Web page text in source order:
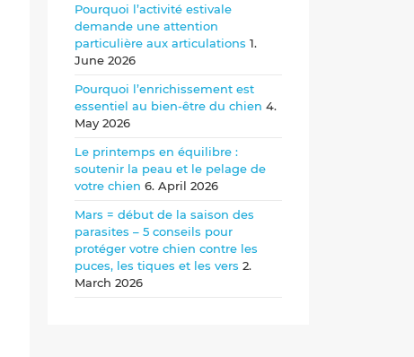
Pourquoi l’activité estivale
demande une attention
particulière aux articulations 1.
June 2026
Pourquoi l’enrichissement est
essentiel au bien-être du chien 4.
May 2026
Le printemps en équilibre :
soutenir la peau et le pelage de
votre chien 6. April 2026
Mars = début de la saison des
parasites – 5 conseils pour
protéger votre chien contre les
puces, les tiques et les vers 2.
March 2026